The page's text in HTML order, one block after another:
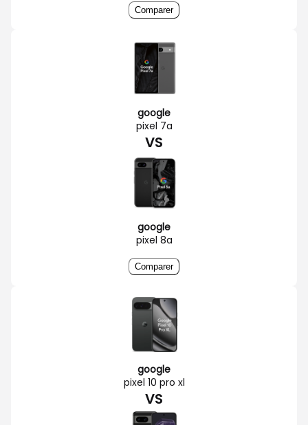
Comparer
google
pixel 7a
VS
google
pixel 8a
Comparer
google
pixel 10 pro xl
VS